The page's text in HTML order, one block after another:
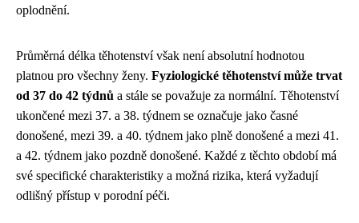
oplodnění.
Průměrná délka těhotenství však není absolutní hodnotou
platnou pro všechny ženy. Fyziologické těhotenství může trvat
od 37 do 42 týdnů a stále se považuje za normální. Těhotenství
ukončené mezi 37. a 38. týdnem se označuje jako časné
donošené, mezi 39. a 40. týdnem jako plně donošené a mezi 41.
a 42. týdnem jako pozdně donošené. Každé z těchto období má
své specifické charakteristiky a možná rizika, která vyžadují
odlišný přístup v porodní péči.